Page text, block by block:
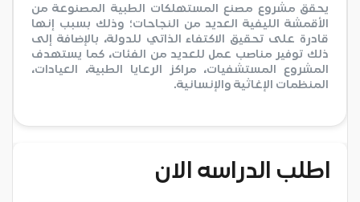
يحقق مشروع مصنع المستهلكات الطبية المصنوعة من
الأقمشة الليفية العديد من النجاحات؛ وذلك بسبب إنها
قادرة على تحقيق الاكتفاء الذاتي للدولة، بالإضافة إلى
ذلك توفير مناصب عمل للعديد من الفئات، كما يستهدف
المشروع المستشفيات، مراكز الرعايا الطبية، العيادات،
المنظمات الإغاثية والإنسانية.
اطلب الدراسه الان